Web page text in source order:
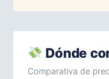
Dónde
Comparativa de